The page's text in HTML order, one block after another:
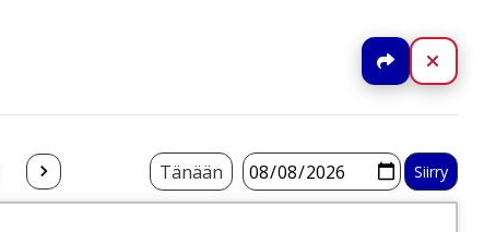
Jaa
Tänään